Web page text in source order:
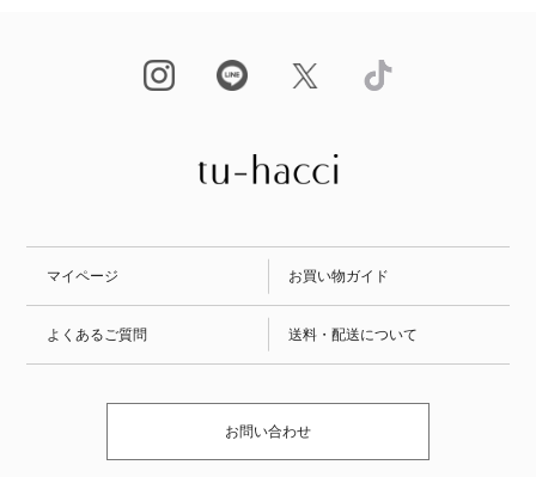
マイページ お買い物ガイド
よくあるご質問 送料・配送について
お問い合わせ